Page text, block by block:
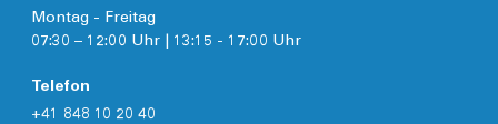
Montag - Freitag
07:30 – 12:00 Uhr | 13:15 - 17:00 Uhr
Telefon
+41 848 10 20 40